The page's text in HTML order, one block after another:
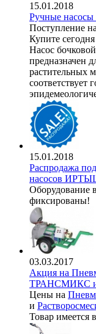
15.01.2018
Ручные насосы
Поступление
Купите
Насос
предназначен
растительных
соответствует
15.01.2018
Распродажа
насосов
Оборудование
фиксированы!
03.03.2017
Акция на
ТРАНСМИКС и
Цены на
и
Товар имеется